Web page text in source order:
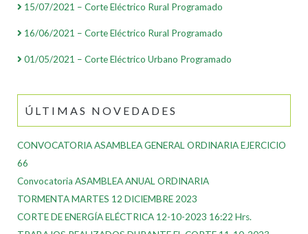
15/07/2021 – Corte Eléctrico Rural Programado
16/06/2021 – Corte Eléctrico Rural Programado
01/05/2021 – Corte Eléctrico Urbano Programado
ÚLTIMAS NOVEDADES
CONVOCATORIA ASAMBLEA GENERAL ORDINARIA EJERCICIO
66
Convocatoria ASAMBLEA ANUAL ORDINARIA
TORMENTA MARTES 12 DICIEMBRE 2023
CORTE DE ENERGÍA ELÉCTRICA 12-10-2023 16:22 Hrs.